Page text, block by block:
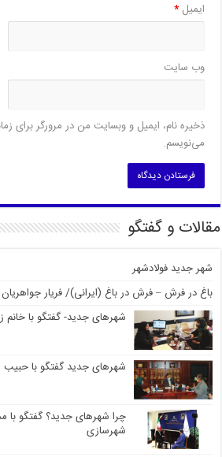
ایمیل*
وب‌ سایت
ذخیره نام، ایمیل و وبسایت من در مرورگر برای
می‌نویسم.
مقالات و گفتگو
شهر جدید فولادشهر
باغ در فرش – فرش در باغ (ایرانی)/ فریار جواهریان
شهرهای جدید- گفتگو با خانم
شهرهای جدید گفتگو با حبیب
چرا شهرهای جدید؟ گفتگو با
شهرسازی